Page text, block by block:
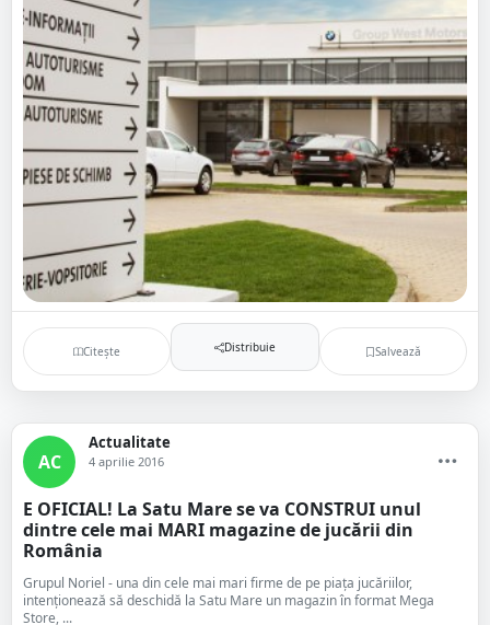
Citește Distribuie Salvează
AC
Actualitate
4 aprilie 2016
E OFICIAL! La Satu Mare se va CONSTRUI unul
dintre cele mai MARI magazine de jucării din
România
Grupul Noriel - una din cele mai mari firme de pe piața jucăriilor,
intenționează să deschidă la Satu Mare un magazin în format Mega
Store, ...